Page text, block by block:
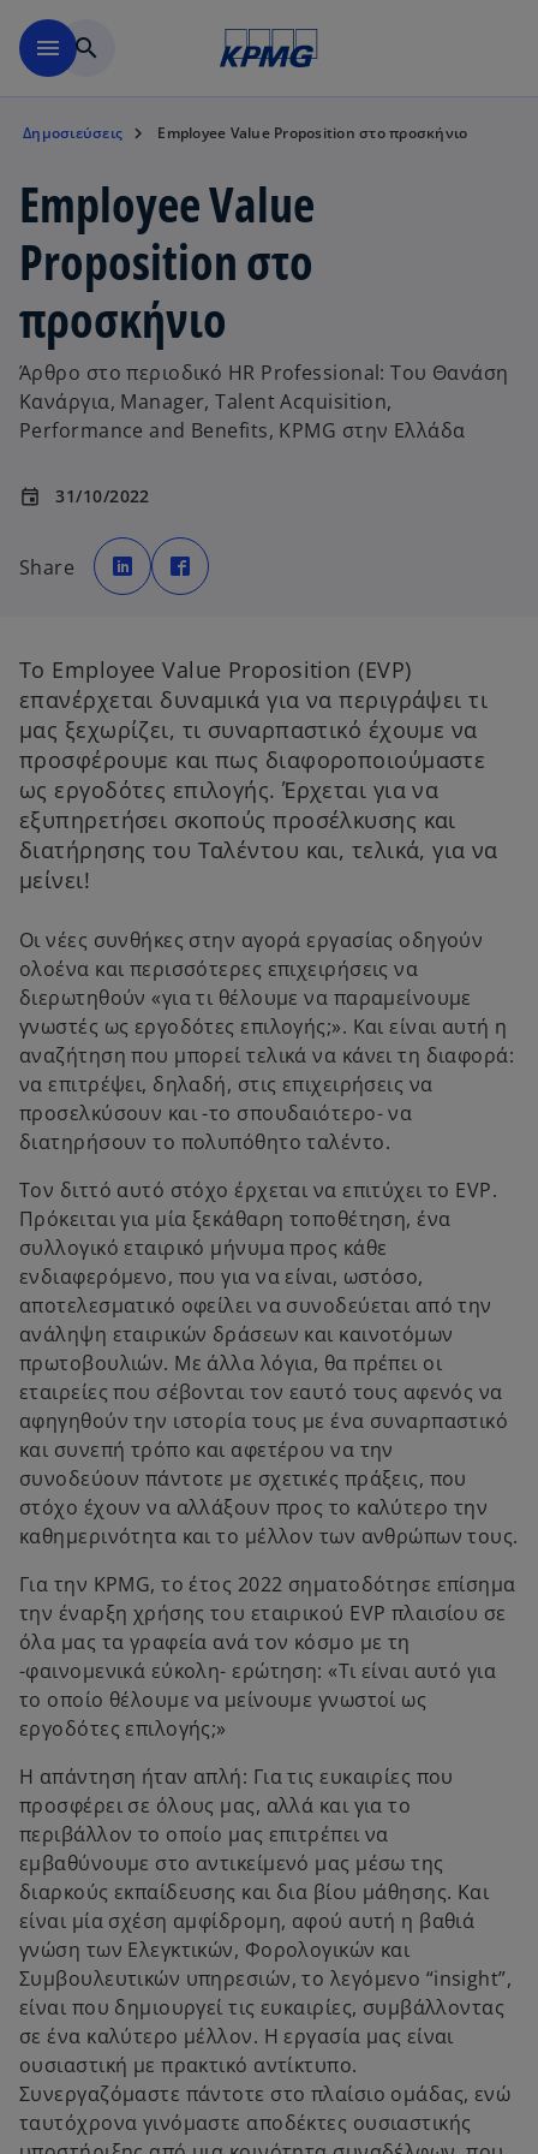
menu search
Δημοσιεύσεις Employee Value Proposition στο προσκήνιο
Employee Value
Proposition στο
προσκήνιο
Άρθρο στο περιοδικό HR Professional: Του Θανάση
Κανάργια, Manager, Talent Acquisition,
Performance and Benefits, KPMG στην Ελλάδα
event 31/10/2022
Share
o
p
e
n
e
t
b
p
e
e
t
a
b
Το Employee Value Proposition (EVP)
επανέρχεται δυναμικά για να περιγράψει τι
μας ξεχωρίζει, τι συναρπαστικό έχουμε να
προσφέρουμε και πως διαφοροποιούμαστε
ως εργοδότες επιλογής. Έρχεται για να
εξυπηρετήσει σκοπούς προσέλκυσης και
διατήρησης του Ταλέντου και, τελικά, για να
μείνει!
Οι νέες συνθήκες στην αγορά εργασίας οδηγούν
ολοένα και περισσότερες επιχειρήσεις να
διερωτηθούν «για τι θέλουμε να παραμείνουμε
γνωστές ως εργοδότες επιλογής;». Και είναι αυτή η
αναζήτηση που μπορεί τελικά να κάνει τη διαφορά:
να επιτρέψει, δηλαδή, στις επιχειρήσεις να
προσελκύσουν και -το σπουδαιότερο- να
διατηρήσουν το πολυπόθητο ταλέντο.
Τον διττό αυτό στόχο έρχεται να επιτύχει το EVP.
Πρόκειται για μία ξεκάθαρη τοποθέτηση, ένα
συλλογικό εταιρικό μήνυμα προς κάθε
ενδιαφερόμενο, που για να είναι, ωστόσο,
αποτελεσματικό οφείλει να συνοδεύεται από την
ανάληψη εταιρικών δράσεων και καινοτόμων
πρωτοβουλιών. Με άλλα λόγια, θα πρέπει οι
εταιρείες που σέβονται τον εαυτό τους αφενός να
αφηγηθούν την ιστορία τους με ένα συναρπαστικό
και συνεπή τρόπο και αφετέρου να την
συνοδεύουν πάντοτε με σχετικές πράξεις, που
στόχο έχουν να αλλάξουν προς το καλύτερο την
καθημερινότητα και το μέλλον των ανθρώπων τους.
Για την KPMG, το έτος 2022 σηματοδότησε επίσημα
την έναρξη χρήσης του εταιρικού EVP πλαισίου σε
όλα μας τα γραφεία ανά τον κόσμο με τη
-φαινομενικά εύκολη- ερώτηση: «Τι είναι αυτό για
το οποίο θέλουμε να μείνουμε γνωστοί ως
εργοδότες επιλογής;»
Η απάντηση ήταν απλή: Για τις ευκαιρίες που
προσφέρει σε όλους μας, αλλά και για το
περιβάλλον το οποίο μας επιτρέπει να
εμβαθύνουμε στο αντικείμενό μας μέσω της
διαρκούς εκπαίδευσης και δια βίου μάθησης. Και
είναι μία σχέση αμφίδρομη, αφού αυτή η βαθιά
γνώση των Ελεγκτικών, Φορολογικών και
Συμβουλευτικών υπηρεσιών, το λεγόμενο “insight”,
είναι που δημιουργεί τις ευκαιρίες, συμβάλλοντας
σε ένα καλύτερο μέλλον. Η εργασία μας είναι
ουσιαστική με πρακτικό αντίκτυπο.
Συνεργαζόμαστε πάντοτε στο πλαίσιο ομάδας, ενώ
ταυτόχρονα γινόμαστε αποδέκτες ουσιαστικής